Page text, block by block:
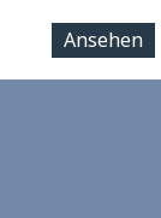
Ansehen